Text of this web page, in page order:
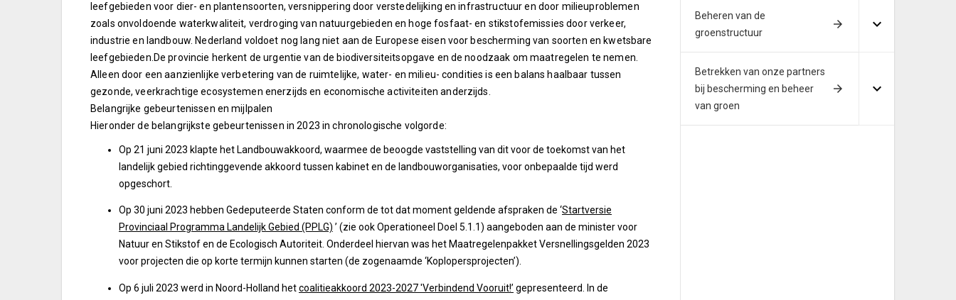
leefgebieden voor dier- en plantensoorten, versnippering door verstedelijking en infrastructuur en door milieuproblemen
zoals onvoldoende waterkwaliteit, verdroging van natuurgebieden en hoge fosfaat- en stikstofemissies door verkeer,
industrie en landbouw. Nederland voldoet nog lang niet aan de Europese eisen voor bescherming van soorten en kwetsbare
leefgebieden.De provincie herkent de urgentie van de biodiversiteitsopgave en de noodzaak om maatregelen te nemen.
Alleen door een aanzienlijke verbetering van de ruimtelijke, water- en milieu- condities is een balans haalbaar tussen
gezonde, veerkrachtige ecosystemen enerzijds en economische activiteiten anderzijds.
Belangrijke gebeurtenissen en mijlpalen
Hieronder de belangrijkste gebeurtenissen in 2023 in chronologische volgorde:
Op 21 juni 2023 klapte het Landbouwakkoord, waarmee de beoogde vaststelling van dit voor de toekomst van het
landelijk gebied richtinggevende akkoord tussen kabinet en de landbouworganisaties, voor onbepaalde tijd werd
opgeschort.
Op 30 juni 2023 hebben Gedeputeerde Staten conform de tot dat moment geldende afspraken de ‘Startversie
Provinciaal Programma Landelijk Gebied (PPLG) ’ (zie ook Operationeel Doel 5.1.1) aangeboden aan de minister voor
Natuur en Stikstof en de Ecologisch Autoriteit. Onderdeel hiervan was het Maatregelenpakket Versnellingsgelden 2023
voor projecten die op korte termijn kunnen starten (de zogenaamde ‘Koplopersprojecten’).
Op 6 juli 2023 werd in Noord-Holland hetcoalitieakkoord 2023-2027 'Verbindend Vooruit!’ gepresenteerd. In de
Beheren van de
groenstructuur
Betrekken van onze partners
bij bescherming en beheer
van groen